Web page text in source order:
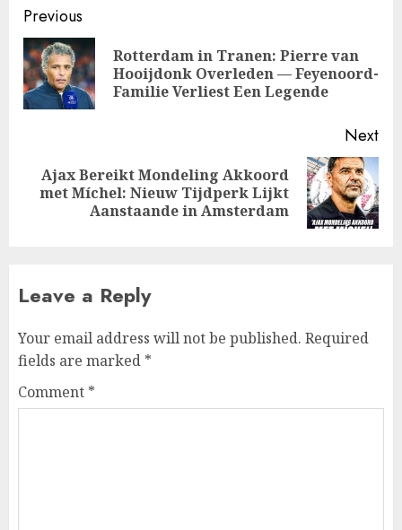
Post
navigation
Previous
Rotterdam in Tranen: Pierre van
Hooijdonk Overleden — Feyenoord-
Familie Verliest Een Legende
Next
Next
Ajax Bereikt Mondeling Akkoord
met Míchel: Nieuw Tijdperk Lijkt
Aanstaande in Amsterdam
Leave a Reply
Your email address will not be published. Required
fields are marked *
Comment *